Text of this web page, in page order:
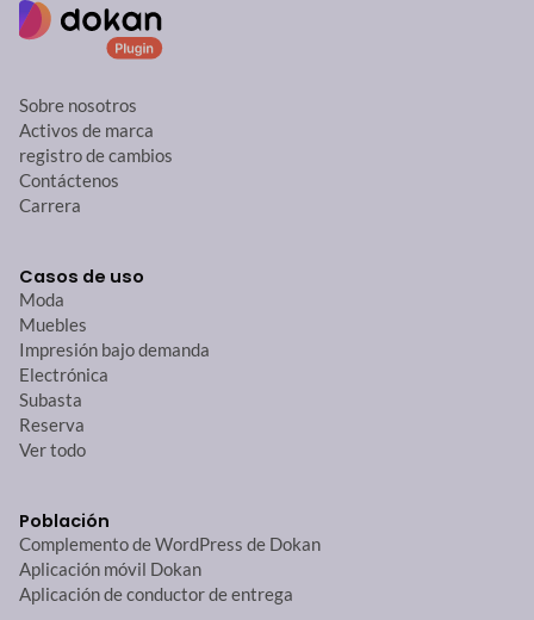
Sobre nosotros
Activos de marca
registro de cambios
Contáctenos
Carrera
Casos de uso
Moda
Muebles
Impresión bajo demanda
Electrónica
Subasta
Reserva
Ver todo
Población
Complemento de WordPress de Dokan
Aplicación móvil Dokan
Aplicación de conductor de entrega